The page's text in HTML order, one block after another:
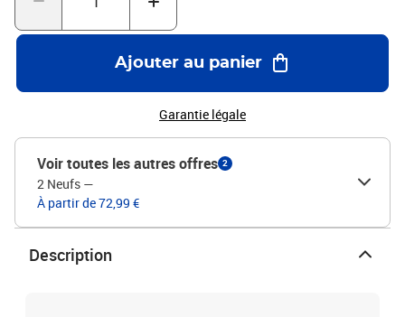
sous vide, il a donc besoin d'un certain temps pour se dilater et
retrouver sa forme initiale.Matériau : tissu Oxford (100 %
polyester)Matériau de remplissage : fibre de mousseDimensions :
120 x 50 x 3 cm (L x l x é)Dimensions de la têtière : 40 x 20 x 3 cm
(L x l x é)Motif d'oiseaux, de feuilles et de fleursConvient aux
coussin de chaise à dossier haut
Ajouter au panier
Garantie légale
Voir toutes les autres offres 2
2 Neufs —
À partir de 72,99 €
Description